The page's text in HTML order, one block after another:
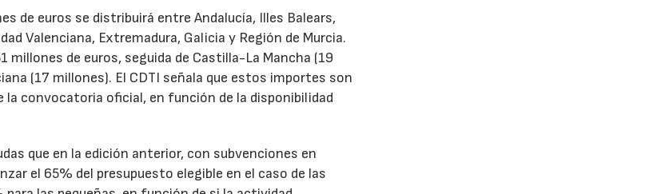
de euros se distribuirá entre Andalucía, Illes Balears,
Valenciana, Extremadura, Galicia y Región de Murcia.
de euros, seguida de Castilla-La Mancha (19
(17 millones). El CDTI señala que estos importes son
convocatoria oficial, en función de la disponibilidad
que en la edición anterior, con subvenciones en
el 65% del presupuesto elegible en el caso de las